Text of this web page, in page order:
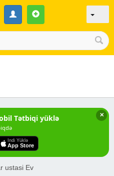
✕
Tətbiqi yüklə
Indi Yüklə
App Store
ustasi Ev